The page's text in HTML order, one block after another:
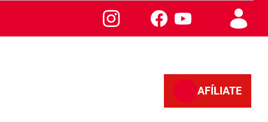
AFÍLIATE